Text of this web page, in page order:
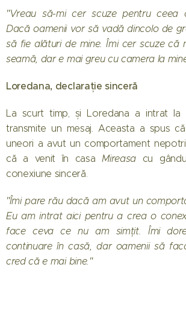
"Vreau să-mi cer scuze pentru ceea
Dacă oamenii vor să vadă dincolo de
să fie alături de mine. Îmi cer scuze că
seamă, dar e mai greu cu camera la
Loredana, declarație sinceră
La scurt timp, și Loredana a intrat la
transmite un mesaj. Aceasta a spus
uneori a avut un comportament
că a venit în casaMireasa cu
conexiune sinceră.
"Îmi pare rău dacă am avut un
Eu am intrat aici pentru a crea o
face ceva ce nu am simțit. Îmi
continuare în casă, dar oamenii să
cred că e mai bine."